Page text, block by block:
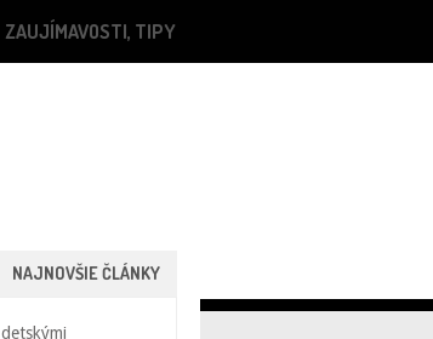
ZAUJÍMAVOSTI, TIPY
NAJNOVŠIE ČLÁNKY